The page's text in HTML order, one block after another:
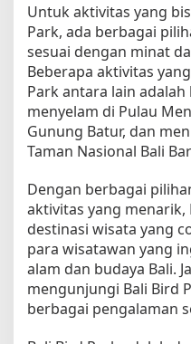
Untuk aktivitas yang
Park, ada berbagai
sesuai dengan minat
Beberapa aktivitas
Park antara lain
menyelam di Pulau
Gunung Batur, dan
Taman Nasional Bali
Dengan berbagai
aktivitas yang menarik,
destinasi wisata yang
para wisatawan yang
alam dan budaya Bali.
mengunjungi Bali Bird
berbagai pengalaman